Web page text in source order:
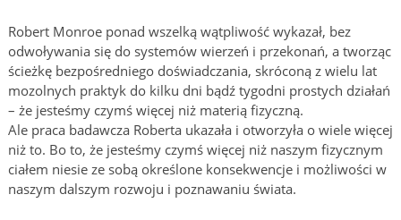
Robert Monroe ponad wszelką wątpliwość wykazał, bez
odwoływania się do systemów wierzeń i przekonań, a tworząc
ścieżkę bezpośredniego doświadczania, skróconą z wielu lat
mozolnych praktyk do kilku dni bądź tygodni prostych działań
– że jesteśmy czymś więcej niż materią fizyczną.
Ale praca badawcza Roberta ukazała i otworzyła o wiele więcej
niż to. Bo to, że jesteśmy czymś więcej niż naszym fizycznym
ciałem niesie ze sobą określone konsekwencje i możliwości w
naszym dalszym rozwoju i poznawaniu świata.